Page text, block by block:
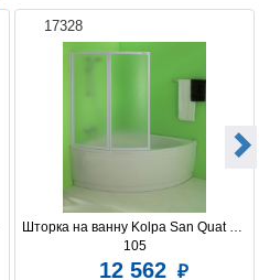
17328
Шторка на ванну Kolpa San Quat TP
105
12 562